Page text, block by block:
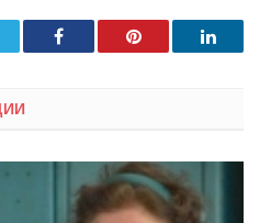
Facebook Pinterest